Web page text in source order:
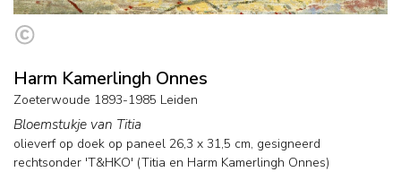
Harm Kamerlingh Onnes
Zoeterwoude 1893-1985 Leiden
Bloemstukje van Titia
olieverf op doek op paneel 26,3 x 31,5 cm, gesigneerd
rechtsonder 'T&HKO' (Titia en Harm Kamerlingh Onnes)